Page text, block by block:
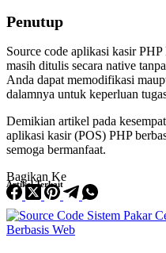
Penutup
Source code aplikasi kasir
masih ditulis secara native
Anda dapat memodifikasi
dalamnya untuk keperluan
Demikian artikel pada
aplikasi kasir (POS) PHP
semoga bermanfaat.
Bagikan Ke
Artikel Terkait